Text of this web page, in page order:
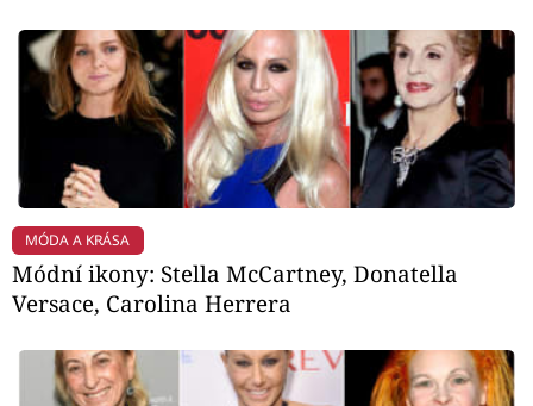
MÓDA A KRÁSA
Módní ikony: Stella McCartney, Donatella
Versace, Carolina Herrera